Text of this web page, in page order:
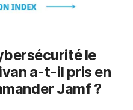
le
a-t-il pris en
Jamf ?